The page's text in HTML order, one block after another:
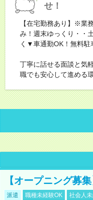
せ！
【在宅勤務あり】※業
み！週末ゆっくり・・
く▼車通勤OK！無料駐
丁寧に話せる面談と気
職でも安心して進める
【オープニング募
派遣 職種未経験OK 社会人